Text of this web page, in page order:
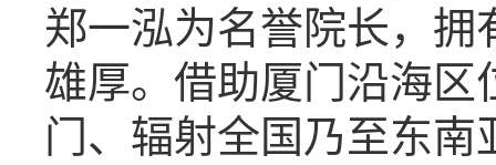
郑一泓为名誉院长，
雄厚。借助厦门沿海区
门、辐射全国乃至东